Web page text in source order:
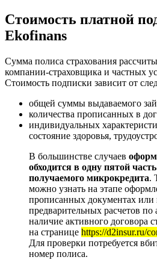
Стоимость платной
Ekofinans
Сумма полиса страхования
компании-страховщика и частных
Стоимость подписки зависит от
общей суммы выдаваемого
количества прописанных в
индивидуальных
состояние здоровья,
В большинстве случаев
обходится в одну пятой
получаемого микрокредита.
можно узнать на этапе
прописанных документах или
предварительных расчетов по
наличие активного договора
на странице https://d2insur.ru/
Для проверки потребуется
номер полиса.